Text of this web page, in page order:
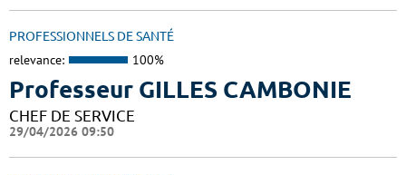
PROFESSIONNELS DE SANTÉ
relevance: 100%
Professeur GILLES CAMBONIE
CHEF DE SERVICE
29/04/2026 09:50